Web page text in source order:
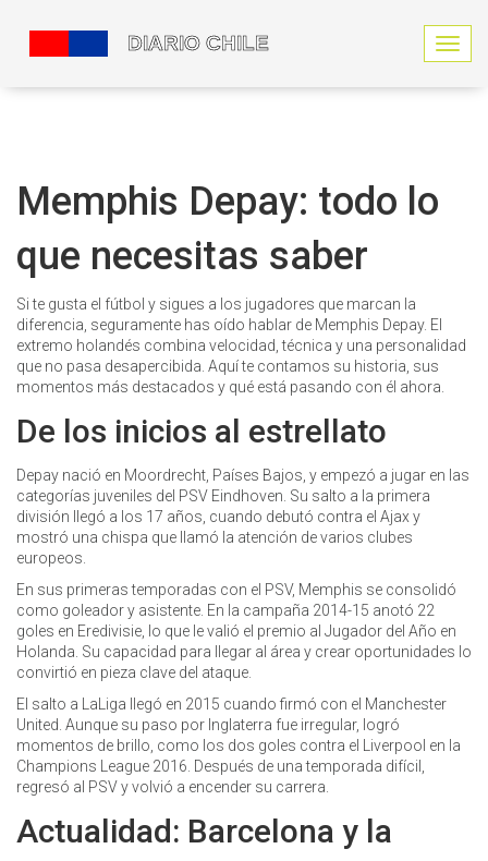
N
a
l
Memphis Depay: todo lo
que necesitas saber
Si te gusta el fútbol y sigues a los jugadores que marcan la
diferencia, seguramente has oído hablar de Memphis Depay. El
extremo holandés combina velocidad, técnica y una personalidad
que no pasa desapercibida. Aquí te contamos su historia, sus
momentos más destacados y qué está pasando con él ahora.
De los inicios al estrellato
Depay nació en Moordrecht, Países Bajos, y empezó a jugar en las
categorías juveniles del PSV Eindhoven. Su salto a la primera
división llegó a los 17 años, cuando debutó contra el Ajax y
mostró una chispa que llamó la atención de varios clubes
europeos.
En sus primeras temporadas con el PSV, Memphis se consolidó
como goleador y asistente. En la campaña 2014-15 anotó 22
goles en Eredivisie, lo que le valió el premio al Jugador del Año en
Holanda. Su capacidad para llegar al área y crear oportunidades lo
convirtió en pieza clave del ataque.
El salto a LaLiga llegó en 2015 cuando firmó con el Manchester
United. Aunque su paso por Inglaterra fue irregular, logró
momentos de brillo, como los dos goles contra el Liverpool en la
Champions League 2016. Después de una temporada difícil,
regresó al PSV y volvió a encender su carrera.
Actualidad: Barcelona y la